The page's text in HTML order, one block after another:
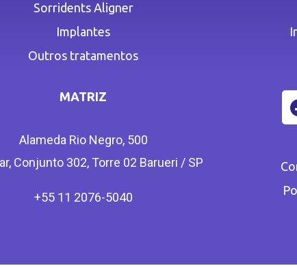
Sorridents Aligner
Implantes
Outros tratamentos
MATRIZ
Alameda Rio Negro, 500
Conjunto 302, Torre 02 Barueri / SP
+55 11 2076-5040